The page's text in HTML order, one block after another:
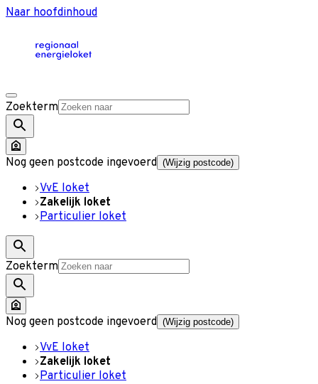
Naar hoofdinhoud
Zoekterm
Nog geen postcode ingevoerd (Wijzig postcode)
VvE loket
Zakelijk loket
Particulier loket
Zoekterm
Nog geen postcode ingevoerd (Wijzig postcode)
VvE loket
Zakelijk loket
Particulier loket